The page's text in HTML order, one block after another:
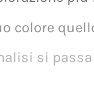
colore
si passa
Il colore